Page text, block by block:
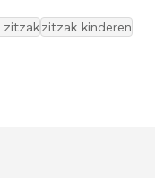
zitzakzitzak kinderen